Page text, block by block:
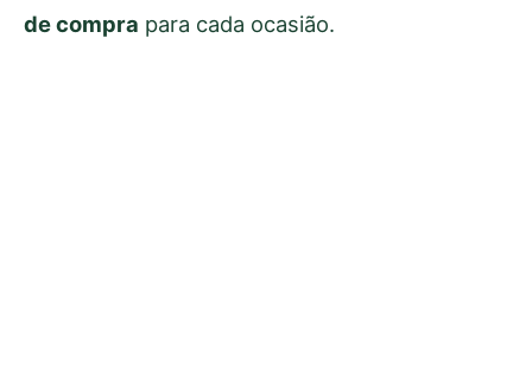
de compra para cada ocasião.